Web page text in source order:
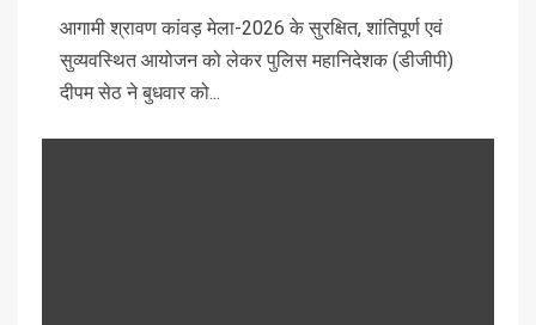
आगामी श्रावण कांवड़ मेला-2026 के सुरक्षित, शांतिपूर्ण एवं
सुव्यवस्थित आयोजन को लेकर पुलिस महानिदेशक (डीजीपी)
दीपम सेठ ने बुधवार को...